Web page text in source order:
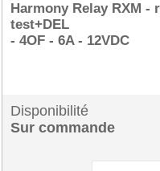
Harmony Relay RXM -
test+DEL
- 4OF - 6A - 12VDC
Disponibilité
Sur commande